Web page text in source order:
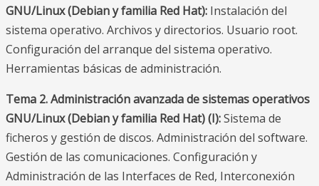
GNU/Linux (Debian y familia Red Hat): Instalación del
sistema operativo. Archivos y directorios. Usuario root.
Configuración del arranque del sistema operativo.
Herramientas básicas de administración.
Tema 2. Administración avanzada de sistemas operativos
GNU/Linux (Debian y familia Red Hat) (I):Sistema de
ficheros y gestión de discos. Administración del software.
Gestión de las comunicaciones. Configuración y
Administración de las Interfaces de Red, Interconexión